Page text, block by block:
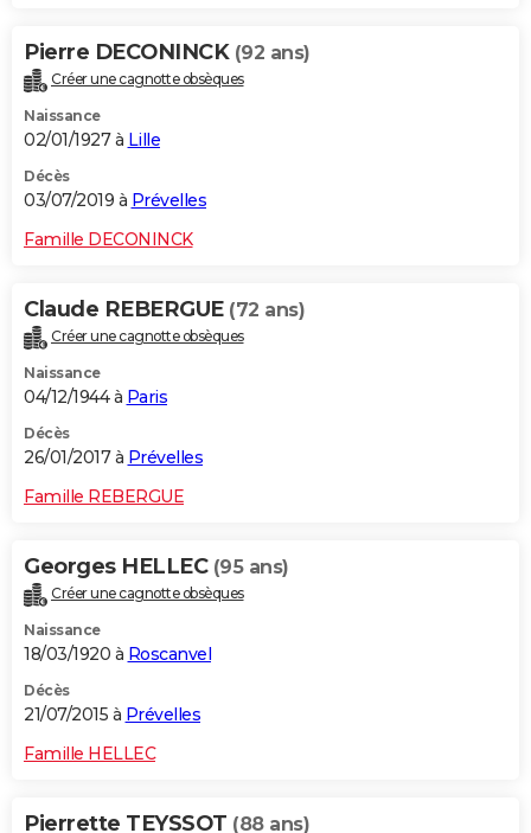
Pierre DECONINCK (92 ans)
Créer une cagnotte obsèques
Naissance
02/01/1927 à Lille
Décès
03/07/2019 à Prévelles
Famille DECONINCK
Claude REBERGUE (72 ans)
Créer une cagnotte obsèques
Naissance
04/12/1944 à Paris
Décès
26/01/2017 à Prévelles
Famille REBERGUE
Georges HELLEC (95 ans)
Créer une cagnotte obsèques
Naissance
18/03/1920 à Roscanvel
Décès
21/07/2015 à Prévelles
Famille HELLEC
Pierrette TEYSSOT (88 ans)